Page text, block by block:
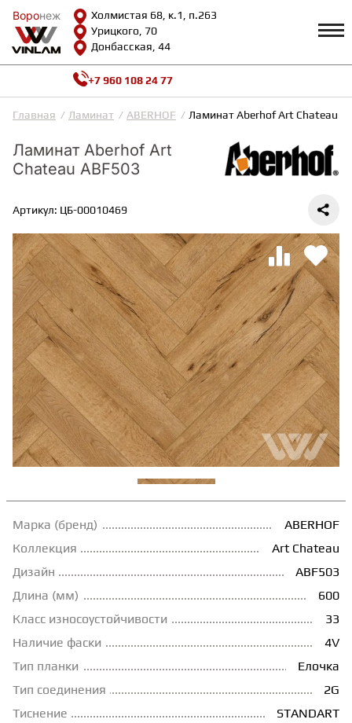
Воронеж
Холмистая 68, к.1, п.263
Урицкого, 70
Донбасская, 44
Воронеж
КАТАЛОГ Профиль
Доставка и оплата
Возврат и гарантии
Сотрудничество
Видеообзоры
Как выбрать
Калькулятор
О нас
Контакты
ВИНИЛОВАЯ ПЛИТКА
ЛАМИНАТ
ИНЖЕНЕРНАЯ ДОСКА
ПАРКЕТНАЯ ДОСКА
ТЕРРАСНАЯ ДОСКА
КОВРОВАЯ ПЛИТКА
МОДУЛЬНЫЕ ПВХ
ПОДЛОЖКА
ПЛИНТУС
+7 960 108 24 77
Главная Ламинат ABERHOF Ламинат Aberhof Art Chateau
Ламинат Aberhof Art
Chateau ABF503
Артикул: ЦБ-00010469
Марка (бренд)
ABERHOF
Коллекция
Art Chateau
Дизайн
ABF503
Длина (мм)
600
Класс износоустойчивости
33
Наличие фаски
4V
Тип планки
Елочка
Тип соединения
2G
Тиснение
STANDART